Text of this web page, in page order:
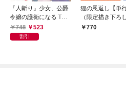
『人斬り』少女、公爵
令嬢の護衛になる THE
COMIC 1
748 523
割引
狸の恩返し【単
（限定描き下ろ
き）】
770